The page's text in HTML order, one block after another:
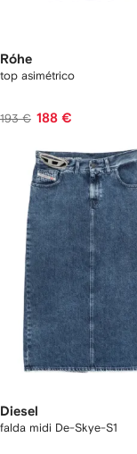
Róhe
top asimétrico
193 € 188 €
Diesel
falda midi De-Skye-S1